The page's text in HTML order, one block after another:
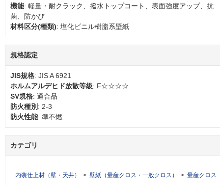
機能: 軽量・耐クラック、撥水トップコート、表面強度アップ、抗
菌、防かび
材料区分(種類): 塩化ビニル樹脂系壁紙
規格認定
JIS規格: JIS A 6921
ホルムアルデヒド放散等級: F☆☆☆☆
SV規格: 適合品
防火種別 : 2-3
防火性能: 準不燃
カテゴリ
内装仕上材（壁・天井） 壁紙（量産クロス・一般クロス） 量産クロス